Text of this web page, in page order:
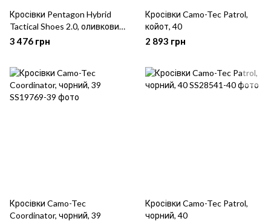
Кросівки Pentagon Hybrid
Tactical Shoes 2.0, оливковий,
40
3 476 грн
Кросівки Camo-Tec Patrol,
койот, 40
2 893 грн
Кросівки Camo-Tec
Coordinator, чорний, 39
Кросівки Camo-Tec Patrol,
чорний, 40